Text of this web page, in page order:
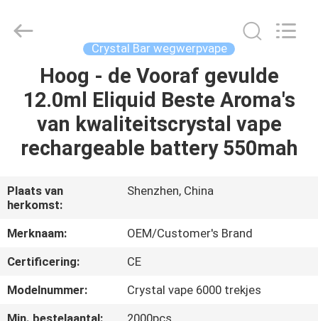
HUIS
PRODUCTEN
ONGEVEER
ONS
FABRIEKSREIS
Rights
Crystal Bar wegwerpvape
Hoog - de Vooraf gevulde
12.0ml Eliquid Beste Aroma's
van kwaliteitscrystal vape
rechargeable battery 550mah
Plaats van
herkomst:
Shenzhen, China
Merknaam:
OEM/Customer's Brand
Certificering:
CE
Modelnummer:
Crystal vape 6000 trekjes